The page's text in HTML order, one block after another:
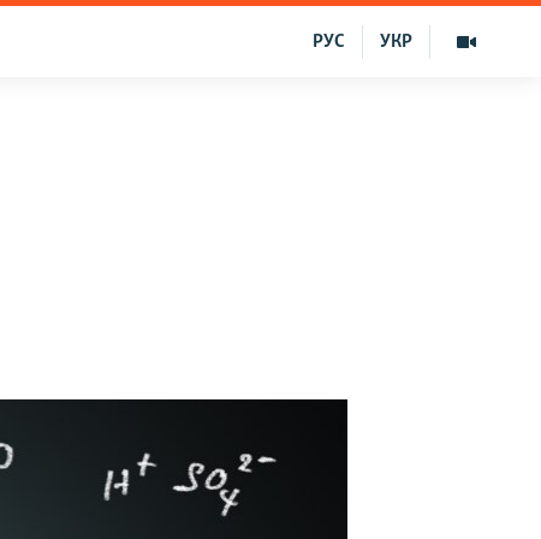
УКР
РУС